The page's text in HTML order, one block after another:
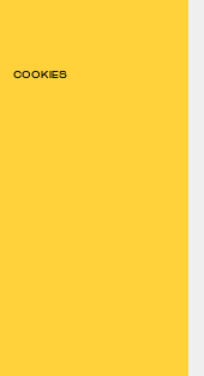
COOKIES